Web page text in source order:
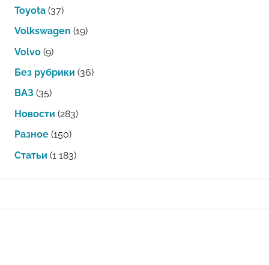
Toyota (37)
Volkswagen (19)
Volvo (9)
Без рубрики (36)
ВАЗ (35)
Новости (283)
Разное (150)
Статьи (1 183)